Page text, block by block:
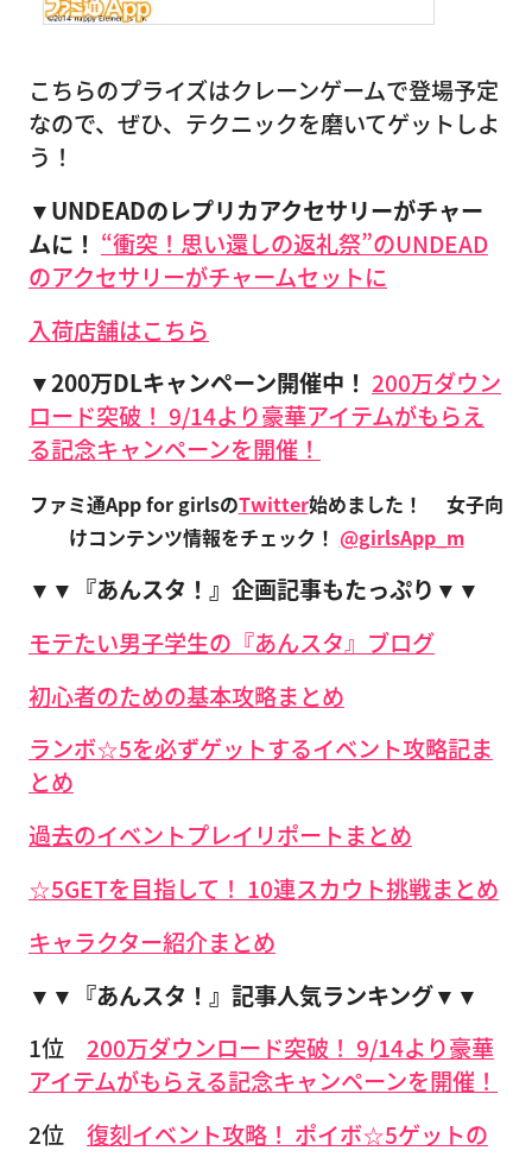
こちらのプライズはクレーンゲームで登場予定
なので、ぜひ、テクニックを磨いてゲットしよ
う！
▼UNDEADのレプリカアクセサリーがチャー
ムに！ “衝突！思い還しの返礼祭”のUNDEAD
のアクセサリーがチャームセットに
入荷店舗はこちら
▼200万DLキャンペーン開催中！ 200万ダウン
ロード突破！ 9/14より豪華アイテムがもらえ
る記念キャンペーンを開催！
ファミ通App for girlsのTwitter始めました！
女子向
けコンテンツ情報をチェック！ @girlsApp_m
▼▼『あんスタ！』企画記事もたっぷり▼▼
モテたい男子学生の『あんスタ』ブログ
初心者のための基本攻略まとめ
ランボ☆5を必ずゲットするイベント攻略記ま
とめ
過去のイベントプレイリポートまとめ
☆5GETを目指して！ 10連スカウト挑戦まとめ
キャラクター紹介まとめ
▼▼『あんスタ！』記事人気ランキング▼▼
1位 200万ダウンロード突破！ 9/14より豪華
アイテムがもらえる記念キャンペーンを開催！
2位 復刻イベント攻略！ ポイボ☆5ゲットの